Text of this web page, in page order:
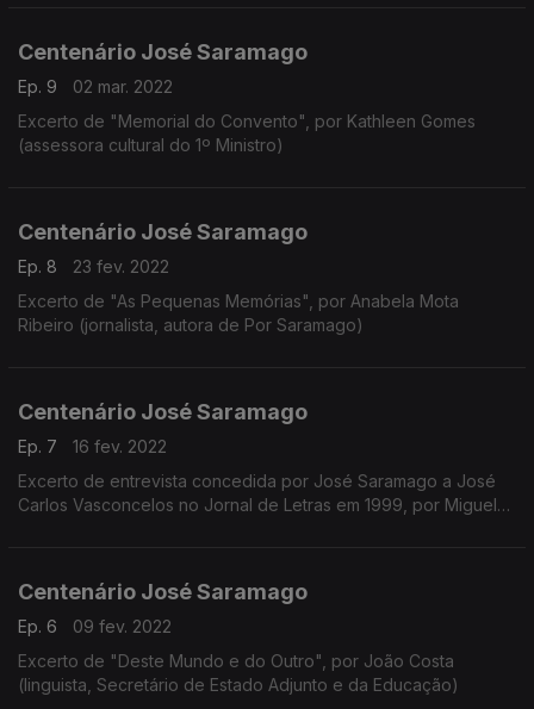
Centenário José Saramago
Ep. 9
02 mar. 2022
Excerto de "Memorial do Convento", por Kathleen Gomes
(assessora cultural do 1º Ministro)
Centenário José Saramago
Ep. 8
23 fev. 2022
Excerto de "As Pequenas Memórias", por Anabela Mota
Ribeiro (jornalista, autora de Por Saramago)
Centenário José Saramago
Ep. 7
16 fev. 2022
Excerto de entrevista concedida por José Saramago a José
Carlos Vasconcelos no Jornal de Letras em 1999, por Miguel
Centenário José Saramago
Ep. 6
09 fev. 2022
Excerto de "Deste Mundo e do Outro", por João Costa
(linguista, Secretário de Estado Adjunto e da Educação)